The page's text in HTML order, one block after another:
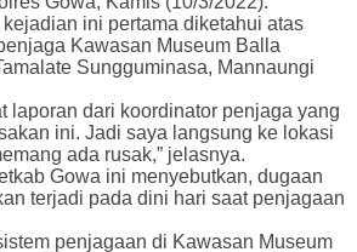
ini pertama diketahui atas
Kawasan Museum Balla
Sungguminasa, Mannaungi
laporan dari koordinator penjaga yang
ini. Jadi saya langsung ke lokasi
ada rusak,” jelasnya.
Gowa ini menyebutkan, dugaan
terjadi pada dini hari saat penjagaan
penjagaan di Kawasan Museum